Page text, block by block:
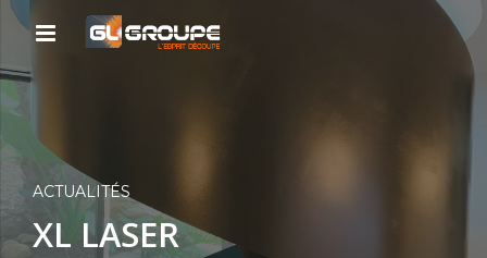
ACTUALITÉS
XL LASER